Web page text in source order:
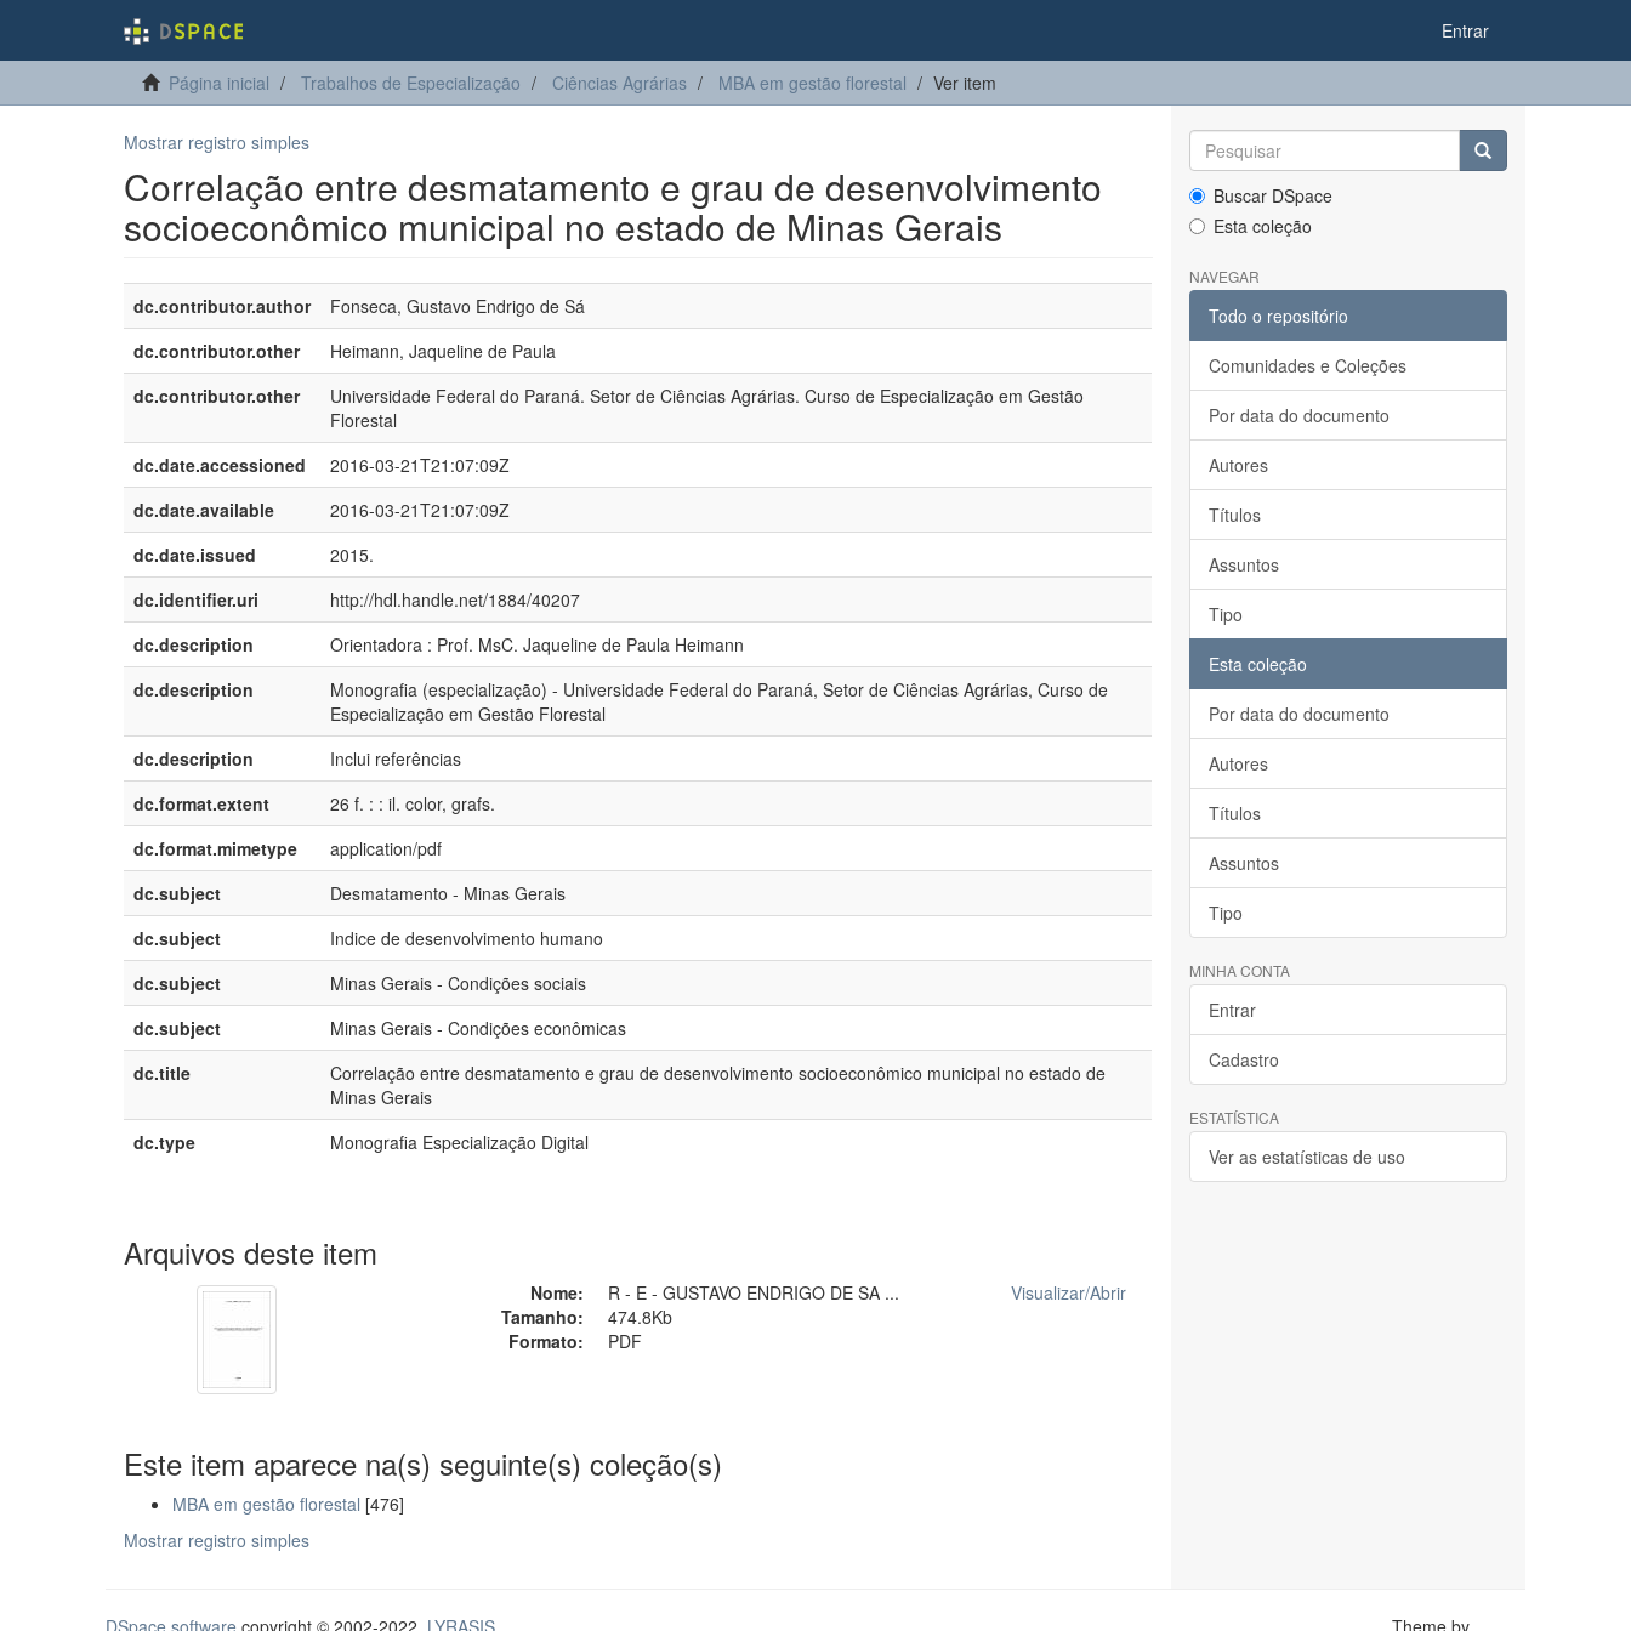
Entrar
Página inicial Trabalhos de Especialização Ciências Agrárias MBA em gestão florestal Ver item
Mostrar registro simples
Correlação entre desmatamento e grau de desenvolvimento
socioeconômico municipal no estado de Minas Gerais
dc.contributor.author
Fonseca, Gustavo Endrigo de Sá
dc.contributor.other
Heimann, Jaqueline de Paula
dc.contributor.other
Universidade Federal do Paraná. Setor de Ciências Agrárias. Curso de Especialização em Gestão
Florestal
dc.date.accessioned
2016-03-21T21:07:09Z
dc.date.available
2016-03-21T21:07:09Z
dc.date.issued
2015.
dc.identifier.uri
http://hdl.handle.net/1884/40207
dc.description
Orientadora : Prof. MsC. Jaqueline de Paula Heimann
dc.description
Monografia (especialização) - Universidade Federal do Paraná, Setor de Ciências Agrárias, Curso de
Especialização em Gestão Florestal
dc.description
Inclui referências
dc.format.extent
26 f. : : il. color, grafs.
dc.format.mimetype
application/pdf
dc.subject
Desmatamento - Minas Gerais
dc.subject
Indice de desenvolvimento humano
dc.subject
Minas Gerais - Condições sociais
dc.subject
Minas Gerais - Condições econômicas
dc.title
Correlação entre desmatamento e grau de desenvolvimento socioeconômico municipal no estado de
Minas Gerais
dc.type
Monografia Especialização Digital
Arquivos deste item
Nome:
R - E - GUSTAVO ENDRIGO DE SA ...
Tamanho:
474.8Kb
Formato:
PDF
Visualizar/Abrir
Este item aparece na(s) seguinte(s) coleção(s)
MBA em gestão florestal [476]
Mostrar registro simples
Buscar DSpace
Esta coleção
NAVEGAR
Todo o repositório
Comunidades e Coleções
Por data do documento
Autores
Títulos
Assuntos
Tipo
Esta coleção
Por data do documento
Autores
Títulos
Assuntos
Tipo
MINHA CONTA
Entrar
Cadastro
ESTATÍSTICA
Ver as estatísticas de uso
DSpace software copyright © 2002-2022 LYRASIS Theme by